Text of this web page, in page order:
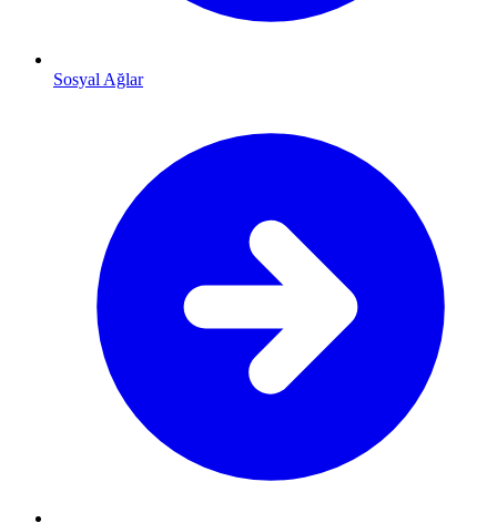
Sosyal Ağlar